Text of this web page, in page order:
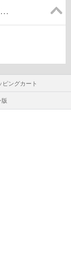
ピングカート
版